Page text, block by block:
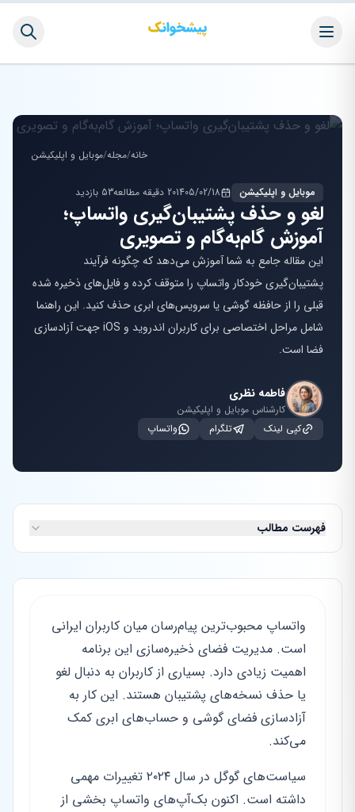
خانه/مجله/موبایل و اپلیکیشن
موبایل و اپلیکیشن 1405/02/1820 دقیقه مطالعه 53 بازدید
لغو و حذف پشتیبان‌گیری واتساپ؛
آموزش گام‌به‌گام و تصویری
این مقاله جامع به شما آموزش می‌دهد که چگونه فرآیند
پشتیبان‌گیری خودکار واتساپ را متوقف کرده و فایل‌های ذخیره شده
قبلی را از حافظه گوشی یا سرویس‌های ابری حذف کنید. این راهنما
شامل مراحل اختصاصی برای کاربران اندروید و iOS جهت آزادسازی
فضا است.
فاطمه نظری
کارشناس موبایل و اپلیکیشن
کپی لینک
تلگرام واتساپ
فهرست مطالب
واتساپ محبوب‌ترین پیام‌رسان میان کاربران ایرانی
است. مدیریت فضای ذخیره‌سازی این برنامه
اهمیت زیادی دارد. بسیاری از کاربران به دنبال لغو
یا حذف نسخه‌های پشتیبان هستند. این کار به
آزادسازی فضای گوشی و حساب‌های ابری کمک
می‌کند.
سیاست‌های گوگل در سال ۲۰۲۴ تغییرات مهمی
داشته است. اکنون بک‌آپ‌های واتساپ بخشی از